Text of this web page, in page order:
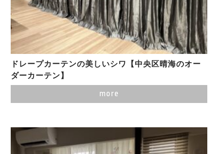
ドレープカーテンの美しいシワ【中央区晴海のオー
ダーカーテン】
more